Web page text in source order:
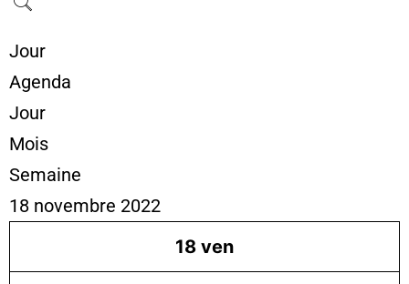
Jour
Agenda
Jour
Mois
Semaine
18 novembre 2022
18 ven